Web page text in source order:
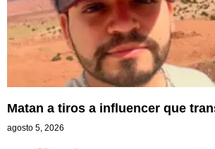
Matan a tiros a influencer que
agosto 5, 2026